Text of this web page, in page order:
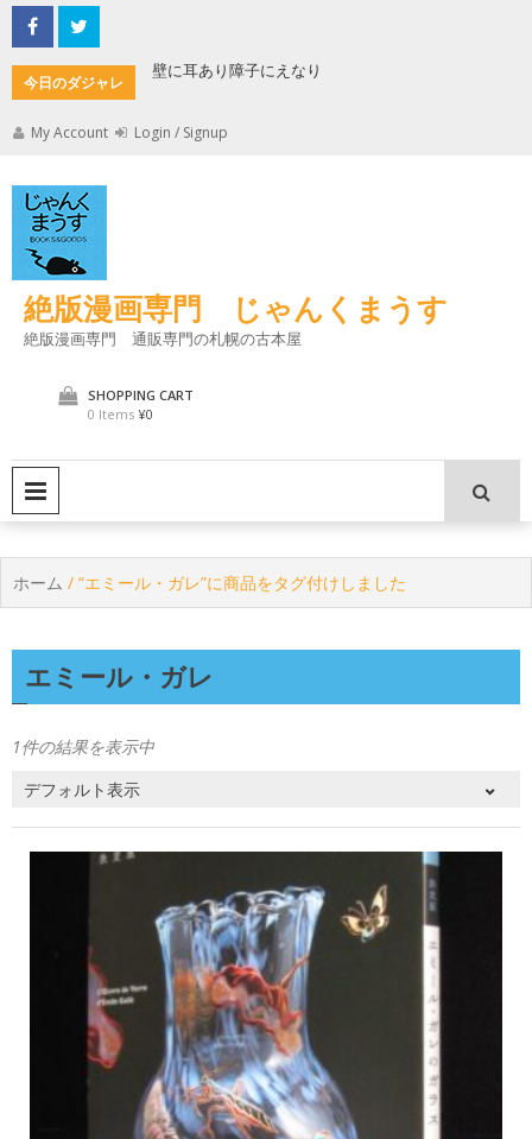
Skip
to
content
今日のダジャレ
んた 壁に耳あり障子にえなり
My Account Login / Signup
絶版漫画専門 じゃんくまうす
絶版漫画専門 通販専門の札幌の古本屋
SHOPPING CART
0 Items ¥0
ホーム / “エミール・ガレ”に商品をタグ付けしました
エミール・ガレ
1件の結果を表示中